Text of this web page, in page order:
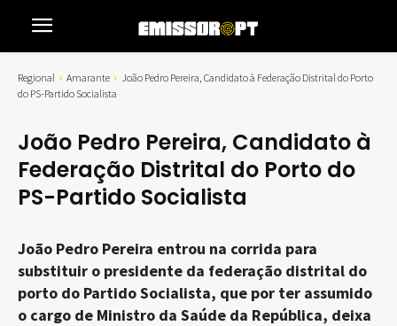
Regional Amarante
João Pedro Pereira, Candidato à Federação Distrital do Porto
do PS-Partido Socialista
João Pedro Pereira, Candidato à
Federação Distrital do Porto do
PS-Partido Socialista
João Pedro Pereira entrou na corrida para
substituir o presidente da federação distrital do
porto do Partido Socialista, que por ter assumido
o cargo de Ministro da Saúde da República, deixa